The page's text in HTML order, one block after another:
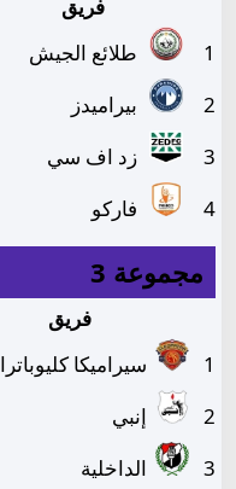
فريق
1
طلائع الجيش
2
بيراميدز
3
زد اف سي
4
فاركو
مجموعة 3
فريق
1
سيراميكا كليوباترا
2
إنبي
3
الداخلية